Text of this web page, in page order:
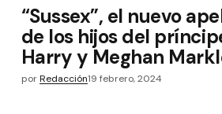
“Sussex”, el nuevo
de los hijos del
Harry y Meghan
por Redacción19 febrero, 2024